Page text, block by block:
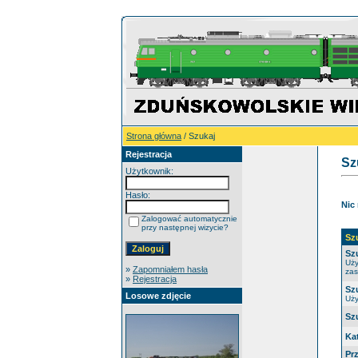
Strona główna / Szukaj
Rejestracja
Użytkownik:
Hasło:
Zalogować automatycznie
przy następnej wizycie?
» Zapomniałem hasła
» Rejestracja
Losowe zdjęcie
Nic